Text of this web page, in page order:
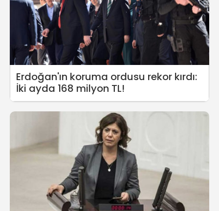
Erdoğan'ın koruma ordusu rekor kırdı:
İki ayda 168 milyon TL!